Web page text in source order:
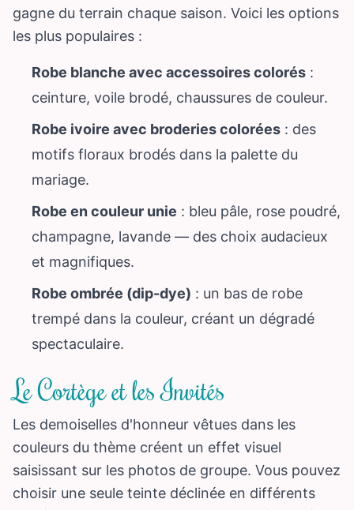
gagne du terrain chaque saison. Voici les options
les plus populaires :
Robe blanche avec accessoires colorés :
ceinture, voile brodé, chaussures de couleur.
Robe ivoire avec broderies colorées : des
motifs floraux brodés dans la palette du
mariage.
Robe en couleur unie : bleu pâle, rose poudré,
champagne, lavande — des choix audacieux
et magnifiques.
Robe ombrée (dip-dye) : un bas de robe
trempé dans la couleur, créant un dégradé
spectaculaire.
Le Cortège et les Invités
Les demoiselles d'honneur vêtues dans les
couleurs du thème créent un effet visuel
saisissant sur les photos de groupe. Vous pouvez
choisir une seule teinte déclinée en différents